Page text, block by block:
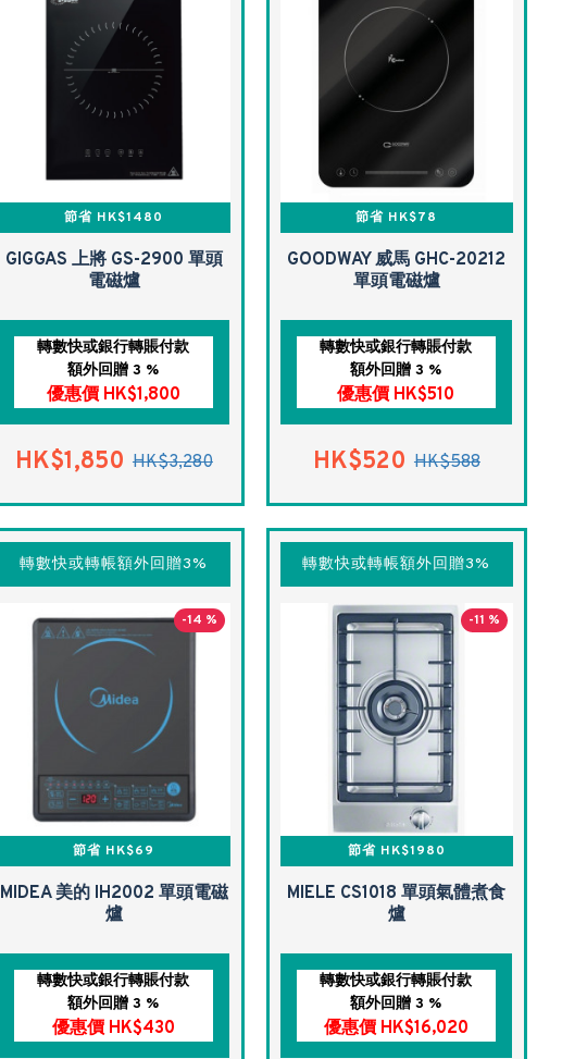
節省 HK$1480
GIGGAS 上將 GS-2900 單頭
電磁爐
轉數快或銀行轉賬付款
額外回贈 3 %
優惠價 HK$1,800
HK$1,850 HK$3,280
節省 HK$78
GOODWAY 威馬 GHC-20212
單頭電磁爐
轉數快或銀行轉賬付款
額外回贈 3 %
優惠價 HK$510
HK$520 HK$588
轉數快或轉帳額外回贈3%
-14 %
節省 HK$69
MIDEA 美的 IH2002 單頭電磁
爐
轉數快或銀行轉賬付款
額外回贈 3 %
優惠價 HK$430
轉數快或轉帳額外回贈3%
-11 %
節省 HK$1980
MIELE CS1018 單頭氣體煮食
爐
轉數快或銀行轉賬付款
額外回贈 3 %
優惠價 HK$16,020